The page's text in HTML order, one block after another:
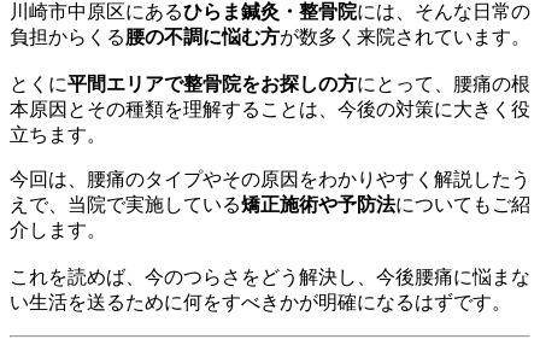
川崎市中原区にあるひらま鍼灸・整骨院には、そんな日常の
負担からくる腰の不調に悩む方が数多く来院されています。
とくに平間エリアで整骨院をお探しの方にとって、腰痛の根
本原因とその種類を理解することは、今後の対策に大きく役
立ちます。
今回は、腰痛のタイプやその原因をわかりやすく解説したう
えで、当院で実施している矯正施術や予防法についてもご紹
介します。
これを読めば、今のつらさをどう解決し、今後腰痛に悩まな
い生活を送るために何をすべきかが明確になるはずです。